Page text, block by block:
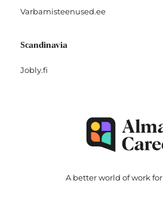
Varbamisteenused.ee
Scandinavia
Jobly.fi
A better world of work for